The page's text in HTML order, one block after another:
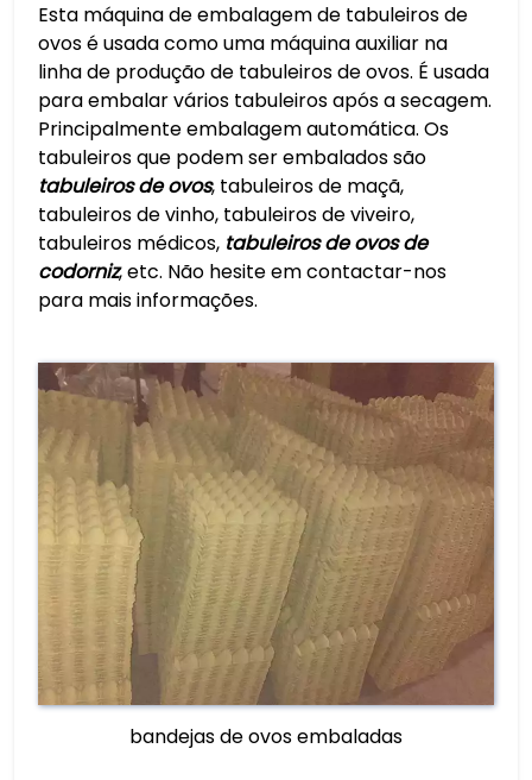
Esta máquina de embalagem de tabuleiros de
ovos é usada como uma máquina auxiliar na
linha de produção de tabuleiros de ovos. É usada
para embalar vários tabuleiros após a secagem.
Principalmente embalagem automática. Os
tabuleiros que podem ser embalados são
tabuleiros de ovos, tabuleiros de maçã,
tabuleiros de vinho, tabuleiros de viveiro,
tabuleiros médicos, tabuleiros de ovos de
codorniz, etc. Não hesite em contactar-nos
para mais informações.
bandejas de ovos embaladas